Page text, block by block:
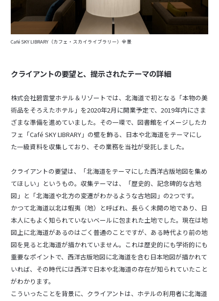
Café SKY LIBRARY（カフェ・スカイライブラリー）全景
クライアントの要望と、提示されたテーマの詳細
株式会社碧雲堂ホテル＆リゾートでは、北海道で初となる「本物の美
術品をそろえたホテル」を2020年2月に開業予定で、2019年内にさま
ざまな準備を進めていました。その一環で、図書館をイメージしたカ
フェ「Café SKY LIBRARY」の壁を飾る、日本や北海道をテーマにし
た一級資料を収集しており、その業務を当社が受託しました。
クライアントの要望は、「北海道をテーマにした西洋古版地図を集め
てほしい」というもの。収集テーマは、「歴史的、記念碑的な古地
図」と「北海道や北方の変遷がわかるような古地図」の2つです。
かつて北海道以北は蝦夷（地）と呼ばれ、長らく未開の地であり、日
本人にもよく知られていないベールに包まれた土地でした。現在は地
図上に北海道があるのはごく普通のことですが、ある時代より前の地
図を見ると北海道が描かれていません。これは歴史的にも学術的にも
重要なポイントで、西洋古版地図に北海道を含む日本地図が描かれて
いれば、その時代には西洋で日本や北海道の存在が知られていたこと
がわかります。
こういったことを背景に、クライアントは、ホテルの利用者に北海道